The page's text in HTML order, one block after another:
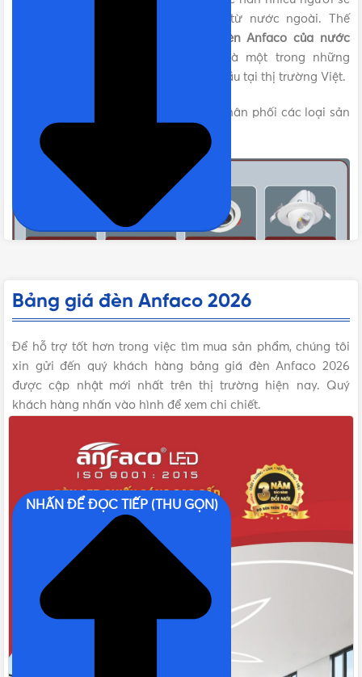
nghĩ rằng đây là một thương hiệu từ nước ngoài. Thế
Đèn Anfaco của nước
?” lại chính là Việt Nam. Đây là một trong những
thương hiệu sản xuất đèn điện hàng đầu tại thị trường Việt.
Hiện nay, thương hiệu Anfaco đang phân phối các loại sản
phẩm:
Danh mục sản phẩm đèn Anfaco Lighting
Bảng giá đèn Anfaco 2026
Để hỗ trợ tốt hơn trong việc tìm mua sản phẩm, chúng tôi
xin gửi đến quý khách hàng bảng giá đèn Anfaco 2026
được cập nhật mới nhất trên thị trường hiện nay. Quý
khách hàng nhấn vào hình để xem chi chiết.
NHẤN ĐỂ ĐỌC TIẾP (THU GỌN)